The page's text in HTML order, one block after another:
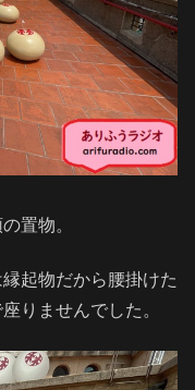
置物。
起物だから腰掛けた
りませんでした。